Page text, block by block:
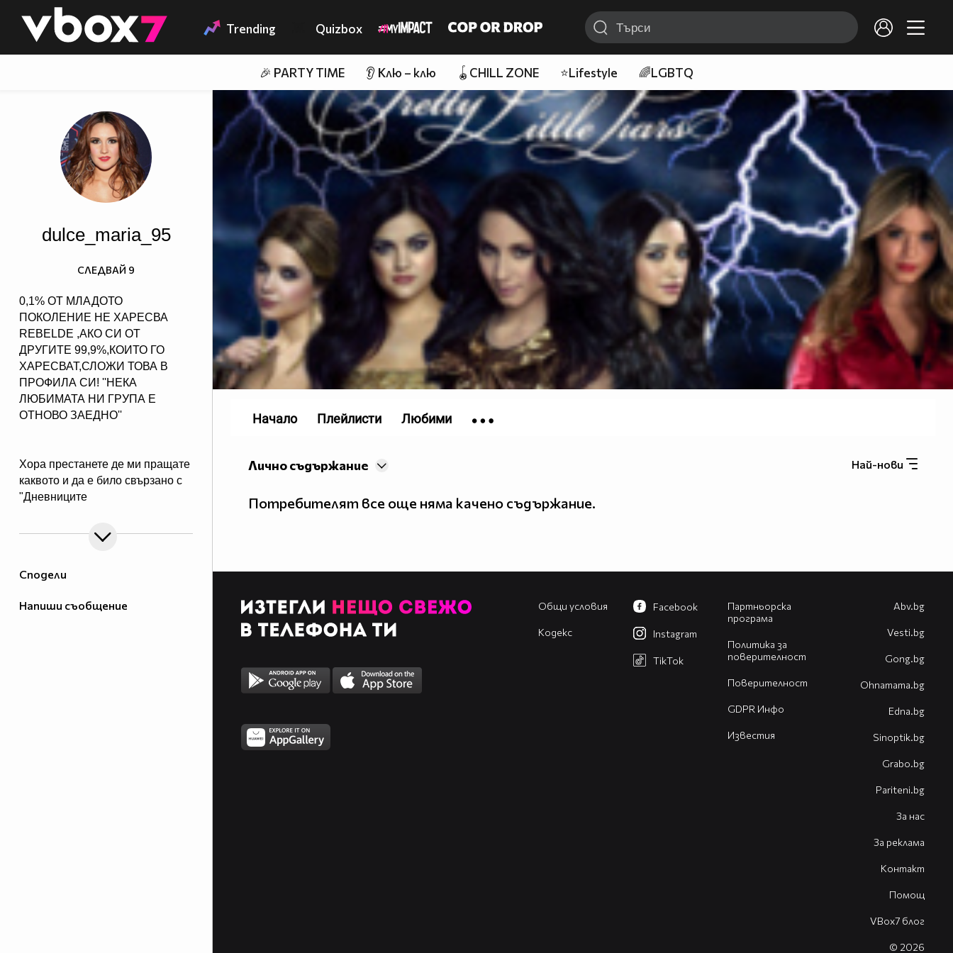
👾 Trending Quizbox
🎉 PARTY TIME 👂 Клю – клю 🪀CHILL ZONE ⭐Lifestyle 🌈LGBTQ
Сподели
Напиши съобщение
dulce_maria_95
0,1% ОТ МЛАДОТО
ПОКОЛЕНИЕ НЕ ХАРЕСВА
REBELDE ,АКО СИ ОТ
ДРУГИТЕ 99,9%,КОИТО ГО
ХАРЕСВАТ,СЛОЖИ ТОВА В
ПРОФИЛА СИ! ''НЕКА
ЛЮБИМАТА НИ ГРУПА Е
ОТНОВО ЗАЕДНО''
Хора престанете де ми пращате
каквото и да е било свързано с
"Дневниците
СЛЕДВАЙ 9
Най-нови
Лично съдържание
Потребителят все още няма качено съдържание.
Начало Плейлисти Любими
Общи условия
Кодекс
Партньорска
програма
Политика за
поверителност
Поверителност
GDPR Инфо
Известия
Facebook
Instagram
TikTok
Abv.bg
Vesti.bg
Gong.bg
Оhnamama.bg
Edna.bg
Sinoptik.bg
Grabo.bg
Pariteni.bg
За нас
За реклама
Контакт
Помощ
VBox7 блог
© 2026